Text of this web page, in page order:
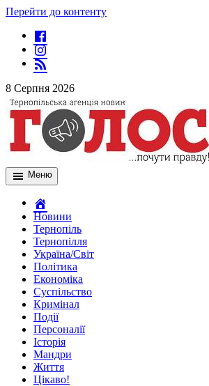
Перейти до контенту
8 Серпня 2026
Меню
Новини
Тернопіль
Тернопілля
Україна/Світ
Політика
Економіка
Суспільство
Кримінал
Події
Персоналії
Історія
Мандри
Життя
Цікаво!